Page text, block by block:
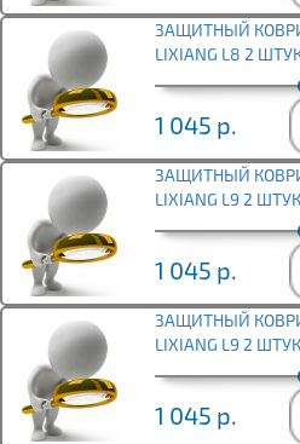
ЗАЩИТНЫЙ
LIXIANG L8 2
1 045 р.
ЗАЩИТНЫЙ
LIXIANG L9 2
1 045 р.
ЗАЩИТНЫЙ
LIXIANG L9 2
1 045 р.